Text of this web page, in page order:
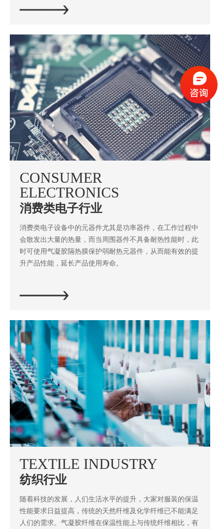
CONSUMER
ELECTRONICS
消费类电子行业
消费类电子设备中的元器件尤其是功率器件，在工作过程中
会散发出大量的热量，而当周围器件不具备耐热性能时，此
时可使用气凝胶隔热膜保护弱耐热元器件，从而能有效的提
升产品性能，延长产品使用寿命。
TEXTILE INDUSTRY
纺织行业
随着科技的发展，人们生活水平的提升，大家对服装的保温
性能要求日益提高，传统的天然纤维及化学纤维已不能满足
人们的需求。气凝胶纤维在保温性能上与传统纤维相比，有